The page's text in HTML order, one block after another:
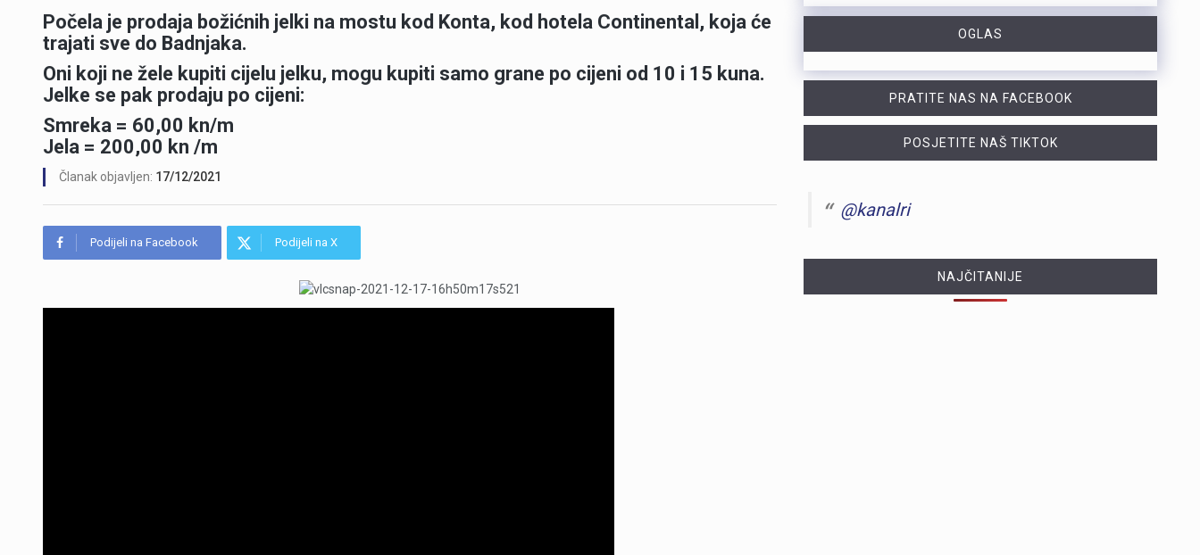
Počela je prodaja božićnih jelki na mostu kod Konta, kod hotela Continental, koja će
trajati sve do Badnjaka.
Oni koji ne žele kupiti cijelu jelku, mogu kupiti samo grane po cijeni od 10 i 15 kuna.
Jelke se pak prodaju po cijeni:
Smreka = 60,00 kn/m
Jela = 200,00 kn /m
Članak objavljen: 17/12/2021
Podijeli na Facebook Podijeli na X
OGLAS
PRATITE NAS NA FACEBOOK
POSJETITE NAŠ TIKTOK
@kanalri
NAJČITANIJE